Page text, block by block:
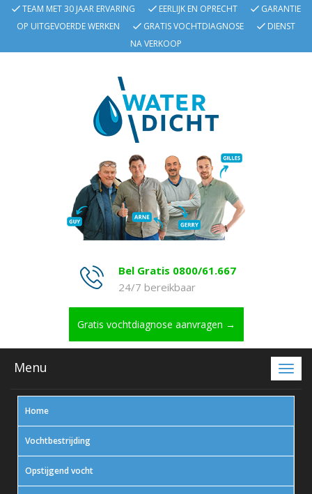
TEAM MET 30 JAAR ERVARING EERLIJK EN OPRECHT
GARANTIE
OP UITGEVOERDE WERKEN
GRATIS VOCHTDIAGNOSE
DIENST
NA VERKOOP
Bel Gratis 0800/61.667
24/7 bereikbaar
Gratis vochtdiagnose aanvragen →
Menu
Home
Vochtbestrijding
Opstijgend vocht